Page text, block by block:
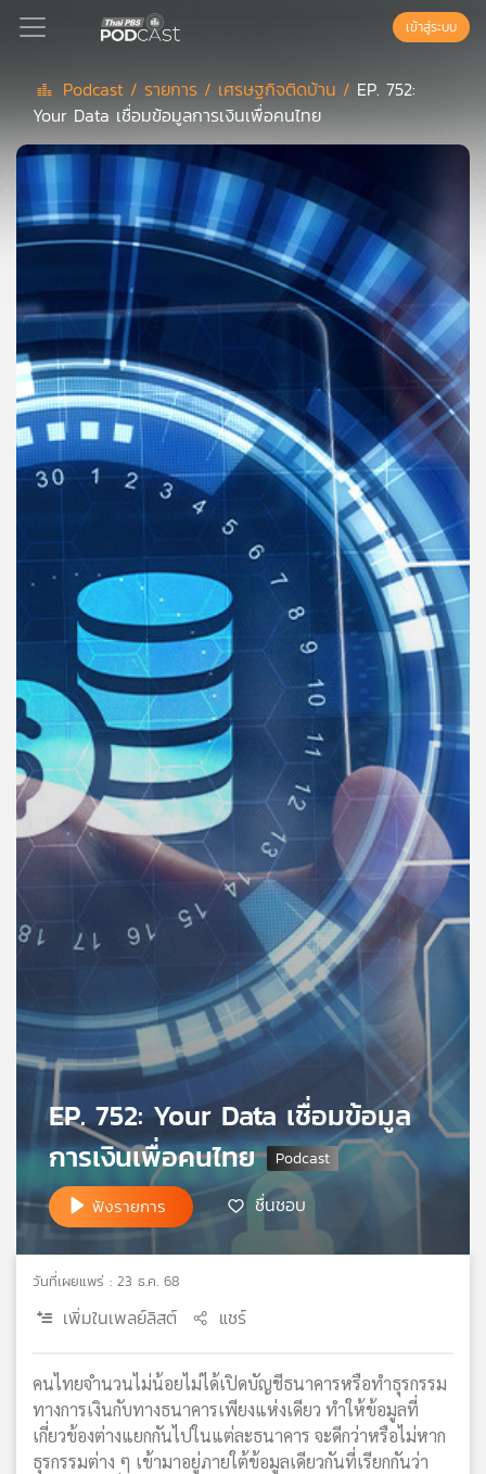
Podcast
ย์
ลิ
แนะนำ
เพล
ย์
ลิ
สต์
ของ
คุณ
เพลง
ข่าว
และ
กิจกรรม
เกี่ยว
เรา
ข่าย
ไทย
เอส
แผนที่
เครือ
ข่าย
เข้าสู่ระบบ
Podcast / รายการ / เศรษฐกิจติดบ้าน / EP. 752:
Your Data เชื่อมข้อมูลการเงินเพื่อคนไทย
EP. 752: Your Data เชื่อมข้อมูล
การเงินเพื่อคนไทย
ฟังรายการ ชื่นชอบ
วันที่เผยแพร่ : 23 ธ.ค. 68
เพิ่มในเพลย์ลิสต์ แชร์
คนไทยจำนวนไม่น้อยไม่ได้เปิดบัญชีธนาคารหรือทำธุรกรรม
ทางการเงินกับทางธนาคารเพียงแห่งเดียว ทำให้ข้อมูลที่
เกี่ยวข้องต่างแยกกันไปในแต่ละธนาคาร จะดีกว่าหรือไม่หาก
ธุรกรรมต่าง ๆ เข้ามาอยู่ภายใต้ข้อมูลเดียวกันที่เรียกกันว่า